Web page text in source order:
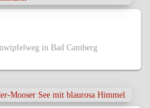
in Bad Camberg